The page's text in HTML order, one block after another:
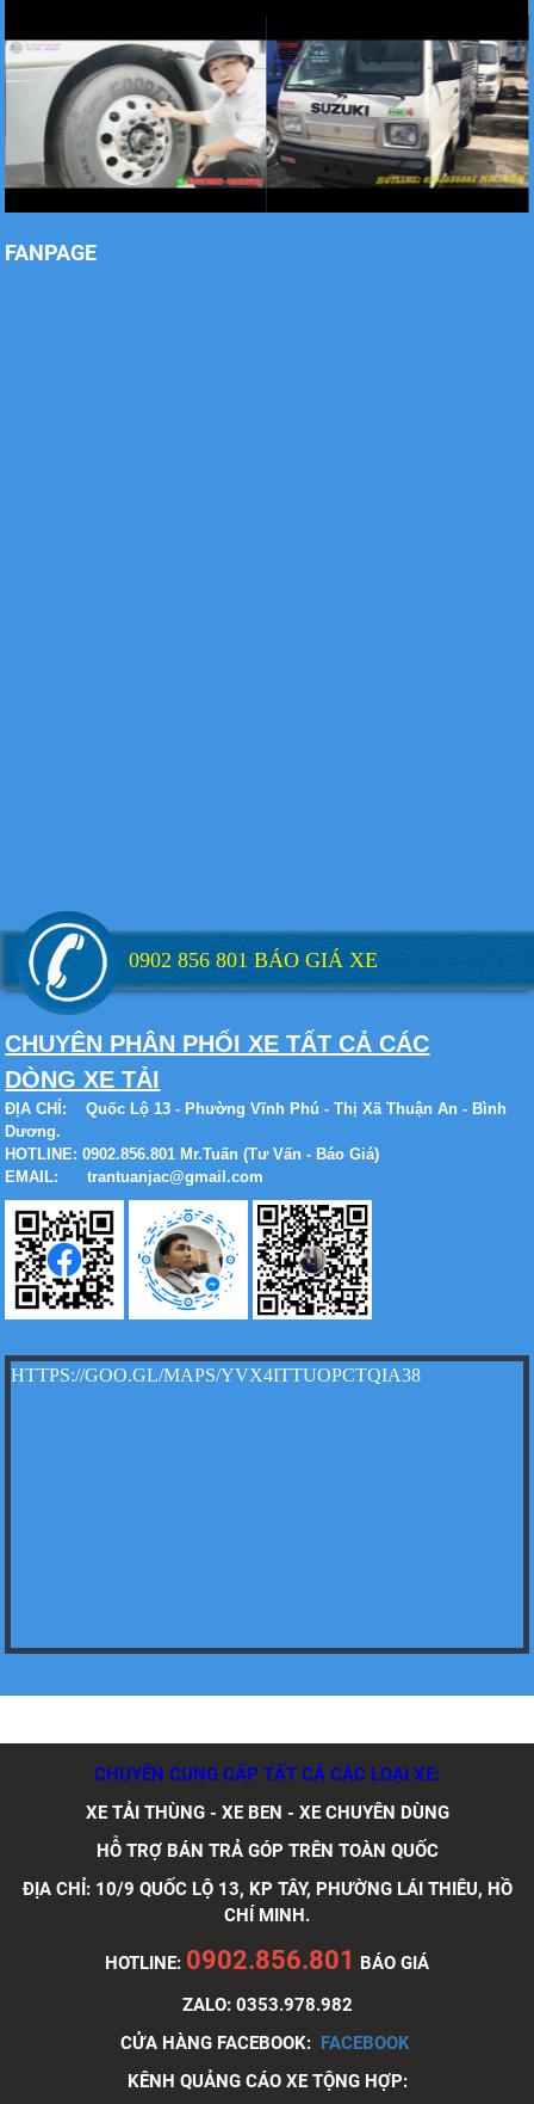
Xe tải Foton 990kg
Xe tải Foton 990kg
Xe tải Foton 990kg
Xe tải Foton 990kg
Xe tải Foton 990kg
Xe tải Foton 990kg
FANPAGE
0902 856 801 BÁO GIÁ XE
CHUYÊN PHÂN PHỐI XE TẤT CẢ CÁC
DÒNG XE TẢI
ĐỊA CHỈ:
Quốc Lộ 13 - Phường Vĩnh Phú - Thị Xã Thuận An - Bình
Dương.
HOTLINE: 0902.856.801 Mr.Tuấn (Tư Vấn - Báo Giá)
EMAIL: trantuanjac@gmail.com
HTTPS://GOO.GL/MAPS/YVX4ITTUOPCTQIA38
CHUYÊN CUNG CẤP TẤT CẢ CÁC LOẠI XE:
XE TẢI THÙNG - XE BEN - XE CHUYÊN DÙNG
HỖ TRỢ BÁN TRẢ GÓP TRÊN TOÀN QUỐC
ĐỊA CHỈ: 10/9 QUỐC LỘ 13, KP TÂY, PHƯỜNG LÁI THIÊU, HỒ
CHÍ MINH.
HOTLINE: 0902.856.801 BÁO GIÁ
ZALO: 0353.978.982
CỬA HÀNG FACEBOOK: FACEBOOK
KÊNH QUẢNG CÁO XE TỘNG HỢP: